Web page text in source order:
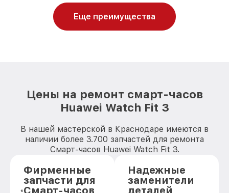
Еще преимущества
Цены на ремонт смарт-часов
Huawei Watch Fit 3
В нашей мастерской в Краснодаре имеются в
наличии более 3.700 запчастей для ремонта
Смарт-часов Huawei Watch Fit 3.
Фирменные
запчасти для
Смарт-часов
Надежные
заменители
деталей